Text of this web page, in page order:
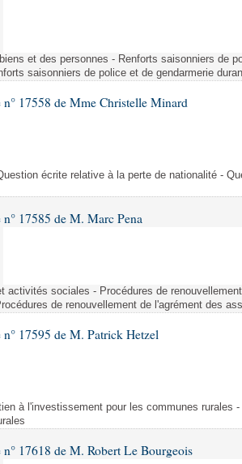
des lois
des lois
sociale
et orales
débats
et des personnes - Renforts saisonniers de
saisonniers de police et de gendarmerie
n° 17558 de Mme Christelle Minard
écrite relative à la perte de nationalité -
n° 17585 de M. Marc Pena
activités sociales - Procédures de
de renouvellement de l'agrément des
n° 17595 de M. Patrick Hetzel
à l'investissement pour les communes rurales
n° 17618 de M. Robert Le Bourgeois